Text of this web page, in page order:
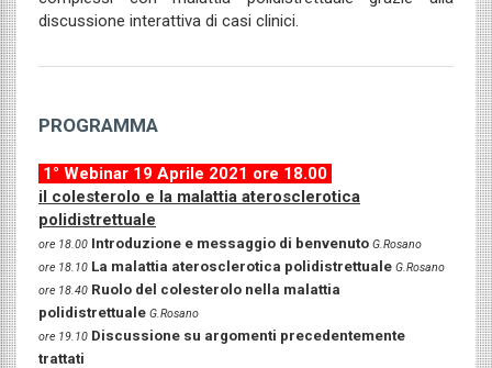
discussione interattiva di casi clinici.
PROGRAMMA
1° Webinar 19 Aprile 2021 ore 18.00
il colesterolo e la malattia aterosclerotica
polidistrettuale
ore 18.00 Introduzione e messaggio di benvenuto G.Rosano
ore 18.10 La malattia aterosclerotica polidistrettuale G.Rosano
ore 18.40 Ruolo del colesterolo nella malattia
polidistrettuale G.Rosano
ore 19.10 Discussione su argomenti precedentemente
trattati